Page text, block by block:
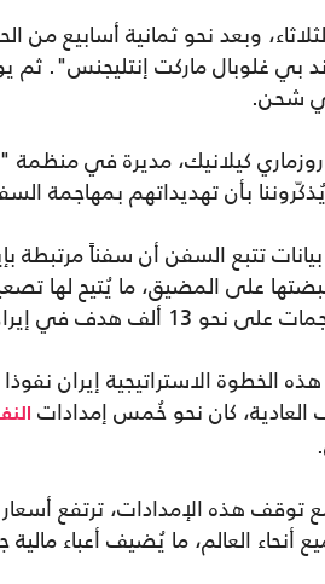
وبعد نحو ثمانية أسابيع
بي غلوبال ماركت إنتليجنس". ثم
شحن.
كيلانيك، مديرة في منظمة
بأن تهديداتهم بمهاجمة
تتبع السفن أن سفناً مرتبطة
على المضيق، ما يُتيح لها
هدف في إيران وفرض حصاراً بحرياً عليها.
الخطوة الاستراتيجية إيران
العادية، كان نحو خُمس إمدادات
توقف هذه الإمدادات، ترتفع أسعار
أنحاء العالم، ما يُضيف أعباء